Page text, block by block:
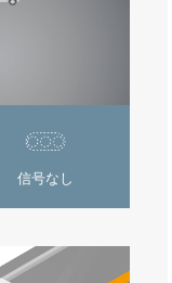
信号なし